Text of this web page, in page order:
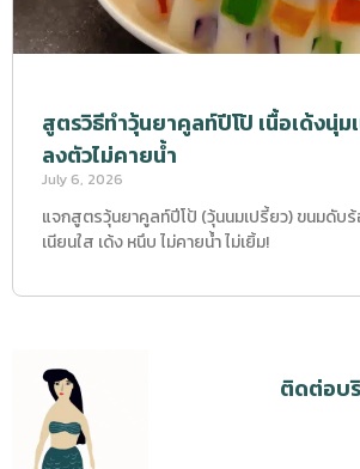
สูตรวิธีทำวุ้นยาคูลท์ปีโป้ เนื้อเด้งนุ่ม
ลงตัวไม่คายน้ำ
July 6, 2026
แจกสูตรวุ้นยาคูลท์ปีโป้ (วุ้นนมเปรี้ยว) ขนมดับร้
เนียนใส เด้ง หนึบ ไม่คายน้ำ ไม่เยิ้ม!
ติดต่อบ